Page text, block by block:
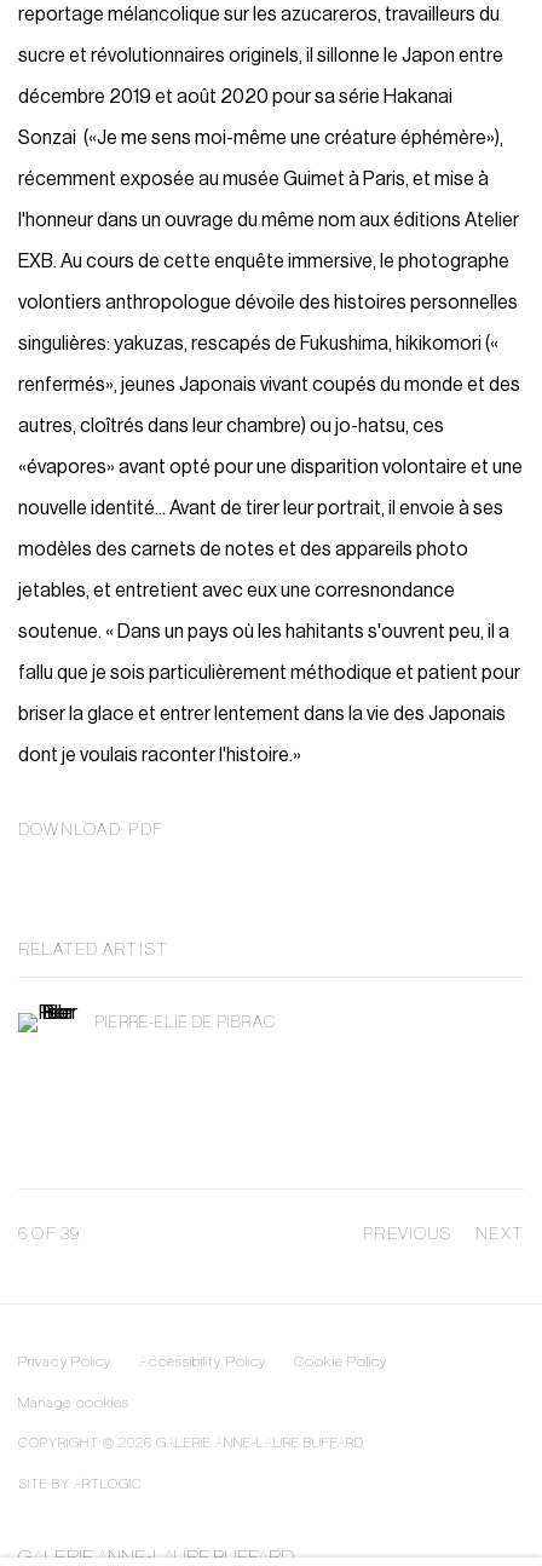
reportage mélancolique sur les azucareros, travailleurs du
sucre et révolutionnaires originels, il sillonne le Japon entre
décembre 2019 et août 2020 pour sa série Hakanai
Sonzai («Je me sens moi-même une créature éphémère»),
récemment exposée au musée Guimet à Paris, et mise à
l'honneur dans un ouvrage du même nom aux éditions Atelier
EXB. Au cours de cette enquête immersive, le photographe
volontiers anthropologue dévoile des histoires personnelles
singulières: yakuzas, rescapés de Fukushima, hikikomori («
renfermés», jeunes Japonais vivant coupés du monde et des
autres, cloîtrés dans leur chambre) ou jo-hatsu, ces
«évapores» avant opté pour une disparition volontaire et une
nouvelle identité... Avant de tirer leur portrait, il envoie à ses
modèles des carnets de notes et des appareils photo
jetables, et entretient avec eux une corresnondance
soutenue. « Dans un pays où les hahitants s'ouvrent peu, il a
fallu que je sois particulièrement méthodique et patient pour
briser la glace et entrer lentement dans la vie des Japonais
dont je voulais raconter l'histoire.»
DOWNLOAD: PDF
RELATED ARTIST
PIERRE-ELIE DE PIBRAC
PREVIOUS NEXT
6OF 39
Privacy Policy Accessibility Policy Cookie Policy
Manage cookies
COPYRIGHT © 2026 GALERIE ANNE-LAURE BUFFARD
SITE BY ARTLOGIC
GALERIE ANNE-LAURE BUFFARD